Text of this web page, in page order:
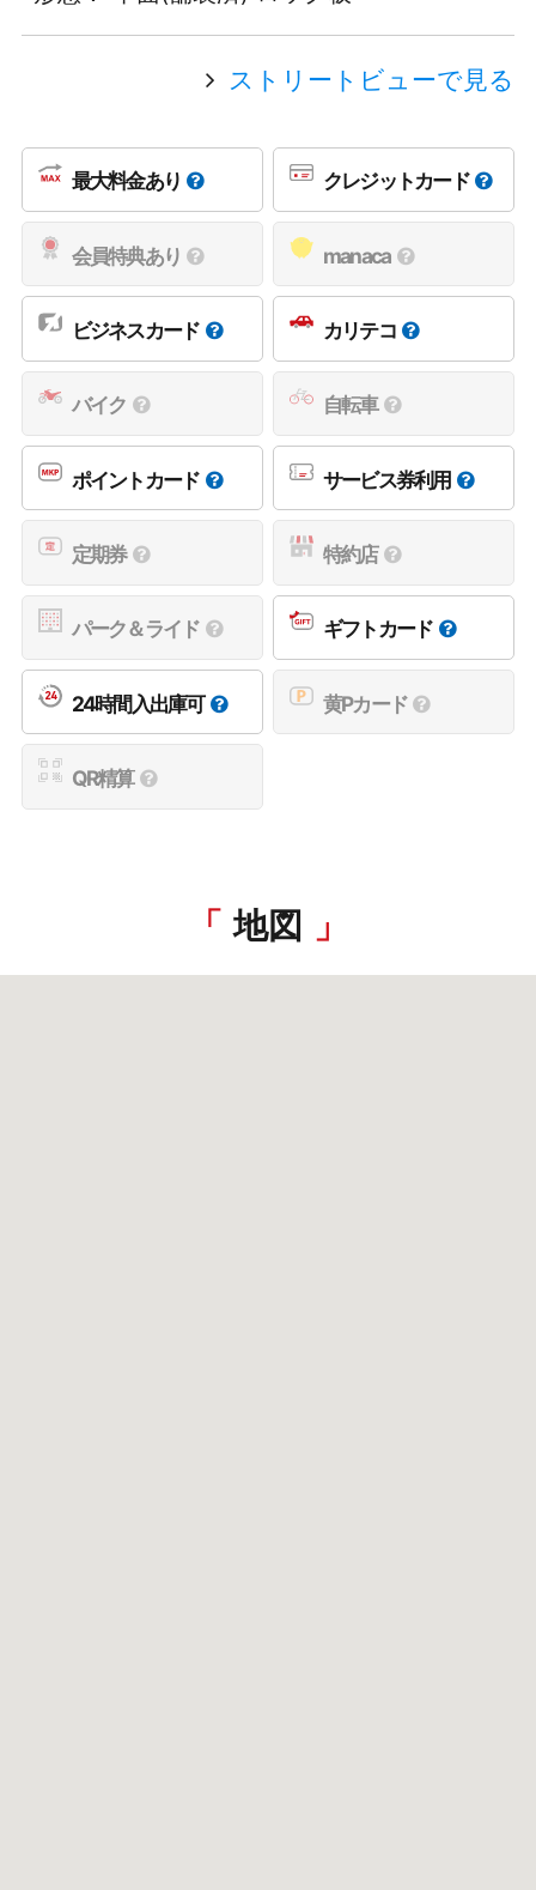
ストリートビューで見る
最大料金あり クレジットカード
会員特典あり manaca
ビジネスカード カリテコ
バイク 自転車
ポイントカード サービス券利用
定期券 特約店
パーク＆ライド ギフトカード
24時間入出庫可 黄Pカード
QR精算
地図